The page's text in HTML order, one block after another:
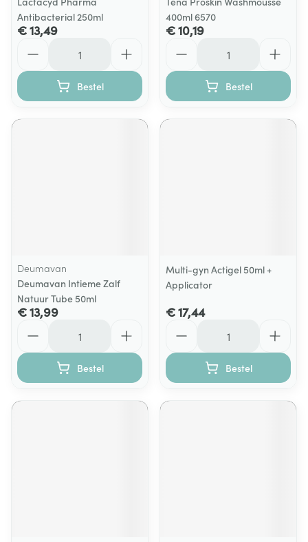
Antibacterial 250ml
€ 13,49
Bestel
400ml 6570
€ 10,19
Bestel
Deumavan
Deumavan Intieme Zalf
Natuur Tube 50ml
€ 13,99
Bestel
Multi-gyn Actigel 50ml +
Applicator
€ 17,44
Bestel